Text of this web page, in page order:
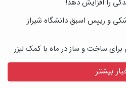
را افزایش دهد!
و رییس اسبق دانشگاه شیراز
برای ساخت و ساز در ماه با کمک لیزر
بیشتر